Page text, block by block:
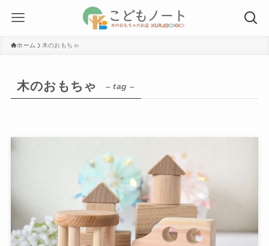
ホーム 木のおもちゃ
木のおもちゃ – tag –